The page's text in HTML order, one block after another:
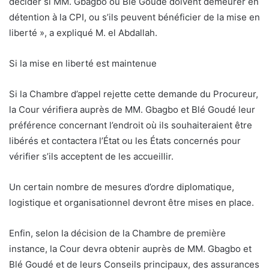
détention à la CPI, ou s’ils peuvent bénéficier de la mise en
liberté », a expliqué M. el Abdallah.
Si la mise en liberté est maintenue
Si la Chambre d’appel rejette cette demande du Procureur,
la Cour vérifiera auprès de MM. Gbagbo et Blé Goudé leur
préférence concernant l’endroit où ils souhaiteraient être
libérés et contactera l’État ou les États concernés pour
vérifier s’ils acceptent de les accueillir.
Un certain nombre de mesures d’ordre diplomatique,
logistique et organisationnel devront être mises en place.
Enfin, selon la décision de la Chambre de première
instance, la Cour devra obtenir auprès de MM. Gbagbo et
Blé Goudé et de leurs Conseils principaux, des assurances